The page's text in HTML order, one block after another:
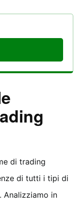
di trading
di tutti i tipi di
Analizziamo in